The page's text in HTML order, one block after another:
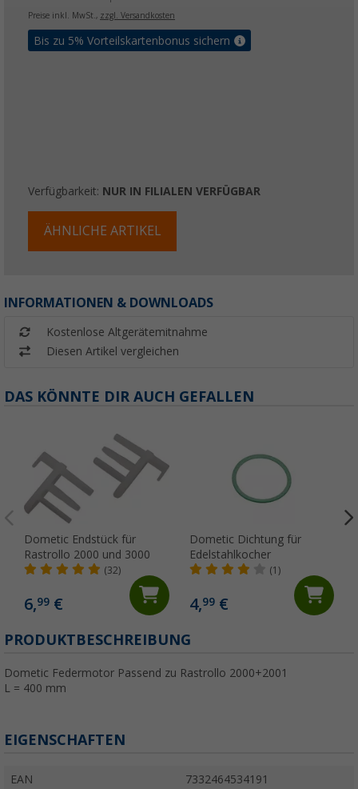
Preise inkl. MwSt., zzgl. Versandkosten
Bis zu 5% Vorteilskartenbonus sichern
Verfügbarkeit: NUR IN FILIALEN VERFÜGBAR
ÄHNLICHE ARTIKEL
INFORMATIONEN & DOWNLOADS
Kostenlose Altgerätemitnahme
Diesen Artikel vergleichen
DAS KÖNNTE DIR AUCH GEFALLEN
Dometic Endstück für
Rastrollo 2000 und 3000
(32)
6,99 €
Dometic Dichtung für
Edelstahlkocher
(1)
4,99€
PRODUKTBESCHREIBUNG
Dometic Federmotor Passend zu Rastrollo 2000+2001
L = 400 mm
EIGENSCHAFTEN
EAN 7332464534191